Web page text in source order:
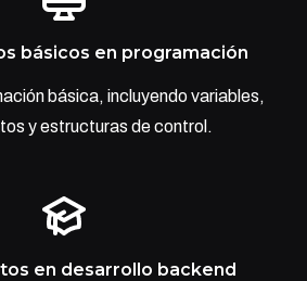
básicos en programación
básica, incluyendo variables,
y estructuras de control.
en desarrollo backend